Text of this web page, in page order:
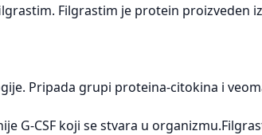
Filgrastim je protein proizveden
Pripada grupi proteina-citokina i
G-CSF koji se stvara u